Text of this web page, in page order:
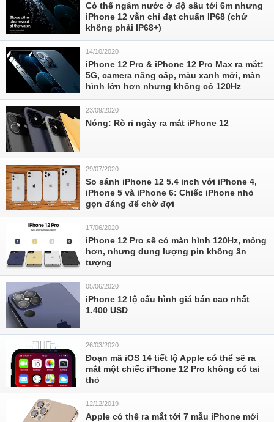
Có thể ngâm nước ở độ sâu tới 6m nhưng
iPhone 12 vẫn chỉ đạt chuẩn IP68 (chứ
không phải IP68+)
14/10/2020
iPhone 12 Pro & iPhone 12 Pro Max ra mắt:
5G, camera nâng cấp, màu xanh mới, màn
hình lớn hơn nhưng không có 120Hz
23/09/2020
Nóng: Rò rỉ ngày ra mắt iPhone 12
29/07/2020
So sánh iPhone 12 5.4 inch với iPhone 4,
iPhone 5 và iPhone 6: Chiếc iPhone nhỏ
gọn đáng để chờ đợi
17/06/2020
iPhone 12 Pro sẽ có màn hình 120Hz, mỏng
hơn, nhưng dung lượng pin không ấn
tượng
05/06/2020
iPhone 12 lộ cấu hình giá bán cao nhất
1.400 USD
26/03/2020
Đoạn mã iOS 14 tiết lộ Apple có thể sẽ ra
mắt một chiếc iPhone 12 Pro không có tai
thỏ
12/12/2019
Apple có thể ra mắt tới 7 mẫu iPhone mới